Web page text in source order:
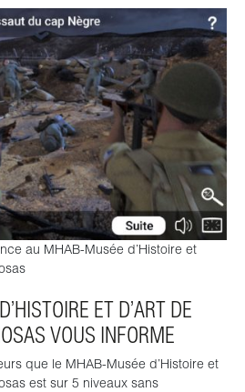
au MHAB-Musée d’Histoire et
ET D’ART DE
VOUS INFORME
que le MHAB-Musée d’Histoire et
est sur 5 niveaux sans